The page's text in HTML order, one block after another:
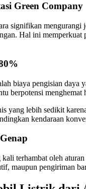
Green Company
signifikan mengurangi
Hal ini memperkuat
biaya pengisian
berpotensi menghemat
lebih sedikit
kendaraan
terhambat oleh
maupun pengiriman